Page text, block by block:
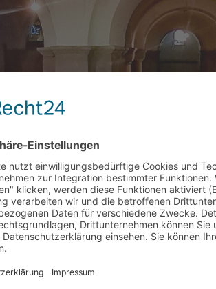
DENKMALS – WIR